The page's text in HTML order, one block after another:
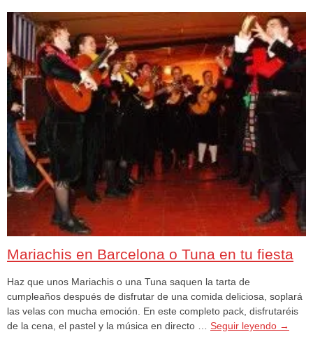
Mariachis en Barcelona o Tuna en tu fiesta
Haz que unos Mariachis o una Tuna saquen la tarta de
cumpleaños después de disfrutar de una comida deliciosa, soplará
las velas con mucha emoción. En este completo pack, disfrutaréis
de la cena, el pastel y la música en directo … Seguir leyendo →